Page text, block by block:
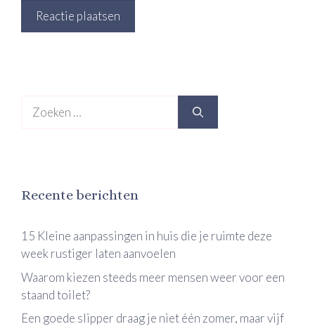
naar:
Recente berichten
15 Kleine aanpassingen in huis die je ruimte deze
week rustiger laten aanvoelen
Waarom kiezen steeds meer mensen weer voor een
staand toilet?
Een goede slipper draag je niet één zomer, maar vijf